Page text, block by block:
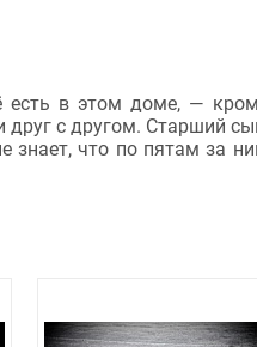
есть в этом доме, —
с другом. Старший
знает, что по пятам за